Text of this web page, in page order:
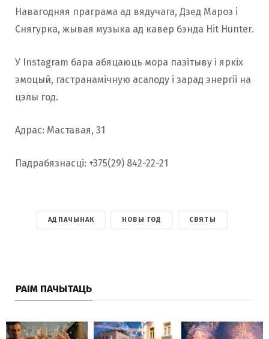
Навагодняя праграма ад вядучага, Дзед Мароз і
Снягурка, жывая музыка ад кавер бэнда Hit Hunter.
У Instagram бара абяцаюць мора пазітыву і яркіх
эмоцый, гастранамічную асалоду і зарад энергіі на
цэлы год.
Адрас: Маставая, 31
Падрабязнасці: +375(29) 842-22-21
АДПАЧЫНАК НОВЫ ГОД СВЯТЫ
РАІМ ПАЧЫТАЦЬ